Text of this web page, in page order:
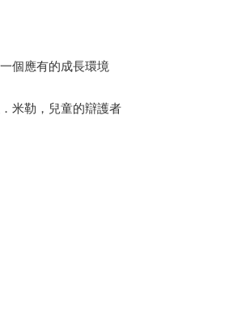
個應有的成長環境
米勒，兒童的辯護者